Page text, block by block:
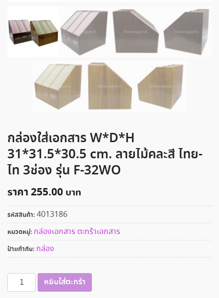
กล่องใส่เอกสาร W*D*H
31*31.5*30.5 cm. ลายไม้คละสี ไทย-
ไท 3ช่อง รุ่น F-32WO
ราคา255.00
รหัสสินค้า: 4013186
หมวดหมู่: กล่องเอกสาร ตะกร้าเอกสาร
ป้ายกำกับ: กล่อง
จำนวน
กล่อง
หยิบใส่ตะกร้า